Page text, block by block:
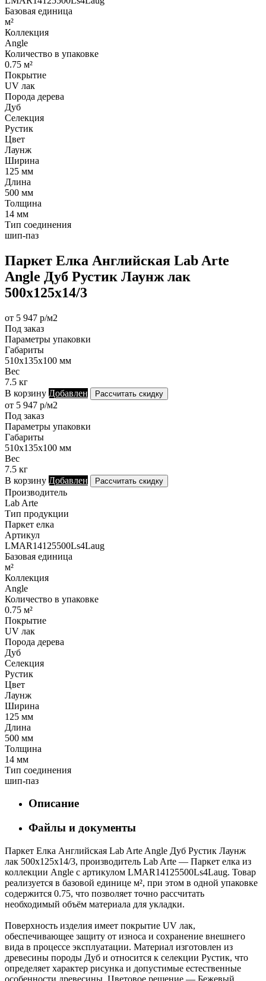
Базовая единица
м²
Коллекция
Angle
Количество в упаковке
0.75 м²
Покрытие
UV лак
Порода дерева
Дуб
Селекция
Рустик
Цвет
Лаунж
Ширина
125 мм
Длина
500 мм
Толщина
14 мм
Тип соединения
шип-паз
Паркет Елка Английская Lab Arte
Angle Дуб Рустик Лаунж лак
500х125х14/3
от 5 947 р/м2
Под заказ
Параметры упаковки
Габариты
510х135х100 мм
Вес
7.5 кг
В корзину Добавлен Рассчитать скидку
от 5 947 р/м2
Под заказ
Параметры упаковки
Габариты
510х135х100 мм
Вес
7.5 кг
В корзину Добавлен Рассчитать скидку
Производитель
Lab Arte
Тип продукции
Паркет елка
Артикул
LMAR14125500Ls4Laug
Базовая единица
м²
Коллекция
Angle
Количество в упаковке
0.75 м²
Покрытие
UV лак
Порода дерева
Дуб
Селекция
Рустик
Цвет
Лаунж
Ширина
125 мм
Длина
500 мм
Толщина
14 мм
Тип соединения
шип-паз
Описание
Файлы и документы
Паркет Елка Английская Lab Arte Angle Дуб Рустик Лаунж
лак 500х125х14/3, производитель Lab Arte — Паркет елка из
коллекции Angle с артикулом LMAR14125500Ls4Laug. Товар
реализуется в базовой единице м², при этом в одной упаковке
содержится 0.75, что позволяет точно рассчитать
необходимый объём материала для укладки.
Поверхность изделия имеет покрытие UV лак,
обеспечивающее защиту от износа и сохранение внешнего
вида в процессе эксплуатации. Материал изготовлен из
древесины породы Дуб и относится к селекции Рустик, что
определяет характер рисунка и допустимые естественные
особенности древесины. Цветовое решение — Бежевый,